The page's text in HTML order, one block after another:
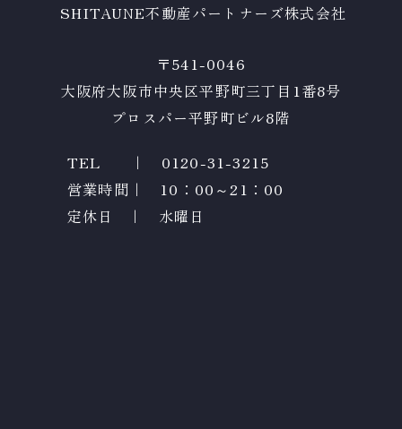
SHITAUNE不動産パートナーズ株式会社
〒541-0046
大阪府大阪市中央区​​​​​​​平野町三丁目1番8号
プロスパー平野町ビル8階
TEL ｜ 0120-31-3215
営業時間｜ 10：00～21：00
定休日 ｜ 水曜日